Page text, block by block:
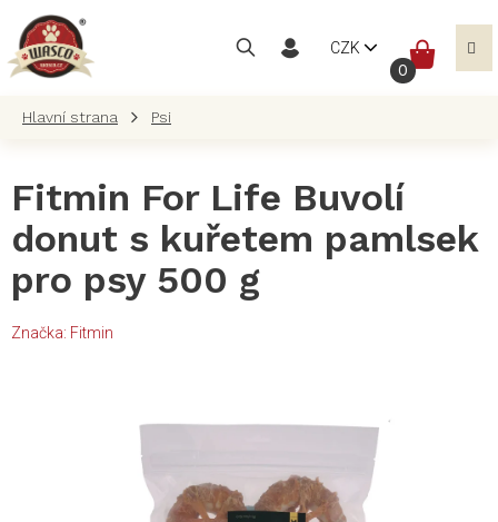
obsah
CZK
Psi
Fitmin For Life Buvolí
donut s kuřetem pamlsek
pro psy 500 g
Značka: Fitmin